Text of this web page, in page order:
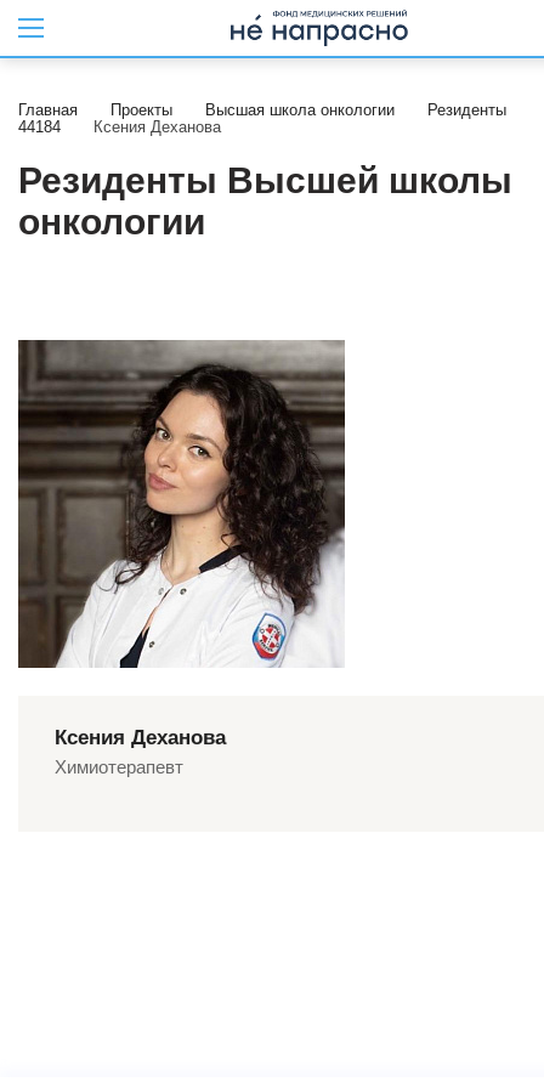
Главная Проекты Высшая школа онкологии
Резиденты
44184
Ксения Деханова
Резиденты Высшей школы
онкологии
Ксения Деханова
Химиотерапевт